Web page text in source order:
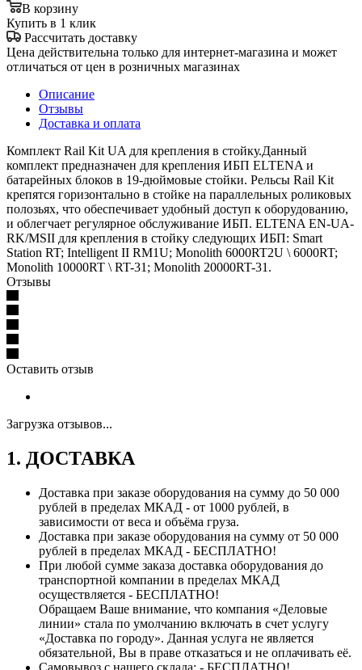
В корзину
Купить в 1 клик
Рассчитать доставку
Цена действительна только для интернет-магазина и может
отличаться от цен в розничных магазинах
Описание
Отзывы
Доставка и оплата
Комплект Rail Kit UA для крепления в стойку.Данный
комплект предназначен для крепления ИБП ELTENA и
батарейных блоков в 19-дюймовые стойки. Рельсы Rail Kit
крепятся горизонтально в стойке на параллельных роликовых
полозьях, что обеспечивает удобный доступ к оборудованию,
и облегчает регулярное обслуживание ИБП. ELTENA EN-UA-
RK/MSII для крепления в стойку следующих ИБП: Smart
Station RT; Intelligent II RM1U; Monolith 6000RT2U \ 6000RT;
Monolith 10000RT \ RT-31; Monolith 20000RT-31.
Отзывы
Оставить отзыв
Загрузка отзывов...
1. ДОСТАВКА
Доставка при заказе оборудования на сумму до 50 000
рублей в пределах МКАД - от 1000 рублей, в
зависимости от веса и объёма груза.
Доставка при заказе оборудования на сумму от 50 000
рублей в пределах МКАД - БЕСПЛАТНО!
При любой сумме заказа доставка оборудования до
транспортной компании в пределах МКАД
осуществляется - БЕСПЛАТНО!
Обращаем Ваше внимание, что компания «Деловые
линии» стала по умолчанию включать в счет услугу
«Доставка по городу». Данная услуга не является
обязательной, Вы в праве отказаться и не оплачивать её.
Самовывоз с нашего склада: - БЕСПЛАТНО!